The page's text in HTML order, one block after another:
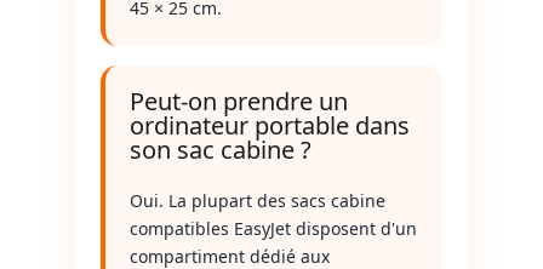
45 × 25 cm.
Peut-on prendre un
ordinateur portable dans
son sac cabine ?
Oui. La plupart des sacs cabine
compatibles EasyJet disposent d'un
compartiment dédié aux